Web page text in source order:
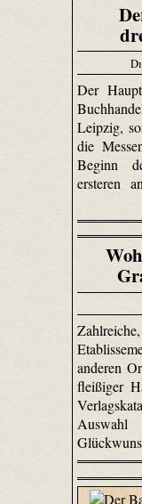
Der
Leipzig,
die
Beginn
ersteren
anderen
fleißiger